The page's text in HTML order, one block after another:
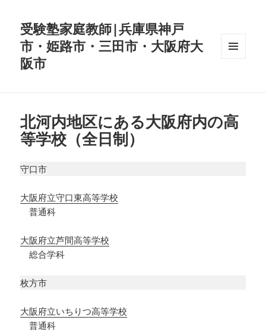
受験塾家庭教師|兵庫県神戸
市・姫路市・三田市・大阪府大
阪市
北河内地区にある大阪府内の高
等学校（全日制）
守口市
大阪府立守口東高等学校
普通科
大阪府立芦間高等学校
総合学科
枚方市
大阪府立いちりつ高等学校
普通科